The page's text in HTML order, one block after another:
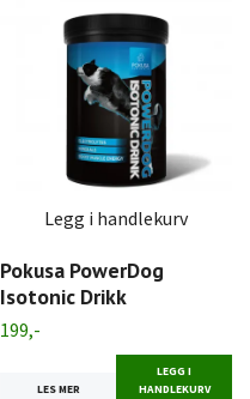
Legg i handlekurv
Pokusa PowerDog
Isotonic Drikk
199,-
LES MER
LEGG I
HANDLEKURV